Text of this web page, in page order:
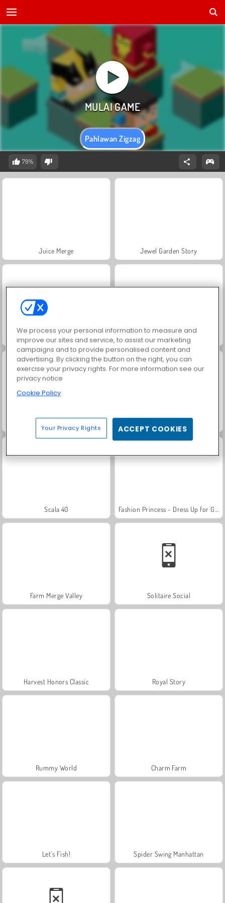
Pahlawan Zigzag
79%
Juice Merge Jewel Garden Story
Trollface Quest: USA 2 Grand Mahjong Connect
Scala 40
Farm Merge Valley Solitaire Social
Harvest Honors Classic Royal Story
Rummy World Charm Farm
Let's Fish! Spider Swing Manhattan
We process your personal information to measure and
improve our sites and service, to assist our marketing
campaigns and to provide personalised content and
advertising. By clicking the button on the right, you can
exercise your privacy rights. For more information see our
privacy notice
Cookie Policy
Your Privacy Rights ACCEPT COOKIES